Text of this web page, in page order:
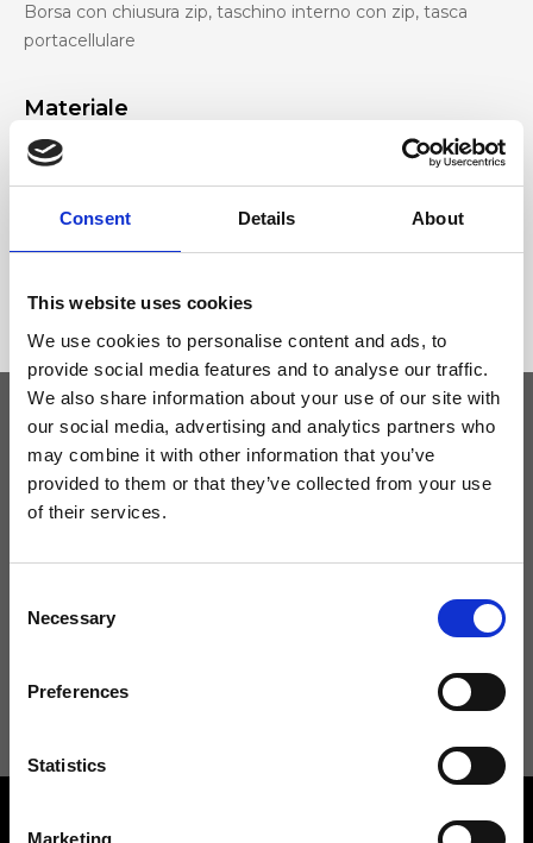
Consent Details About
This website uses cookies
We use cookies to personalise content and ads, to
provide social media features and to analyse our traffic.
We also share information about your use of our site with
our social media, advertising and analytics partners who
may combine it with other information that you’ve
provided to them or that they’ve collected from your use
of their services.
Selection
Necessary
Preferences
Statistics
Marketing
Borsa con chiusura zip, taschino interno con zip, tasca
portacellulare
Materiale
Vera pelle effetto cervo, Accessori nichel
Dimensione
Tieniti aggiornato
Acconsento a ricevere novità e promo da Ripani. Per maggiori
informazioni consulta la